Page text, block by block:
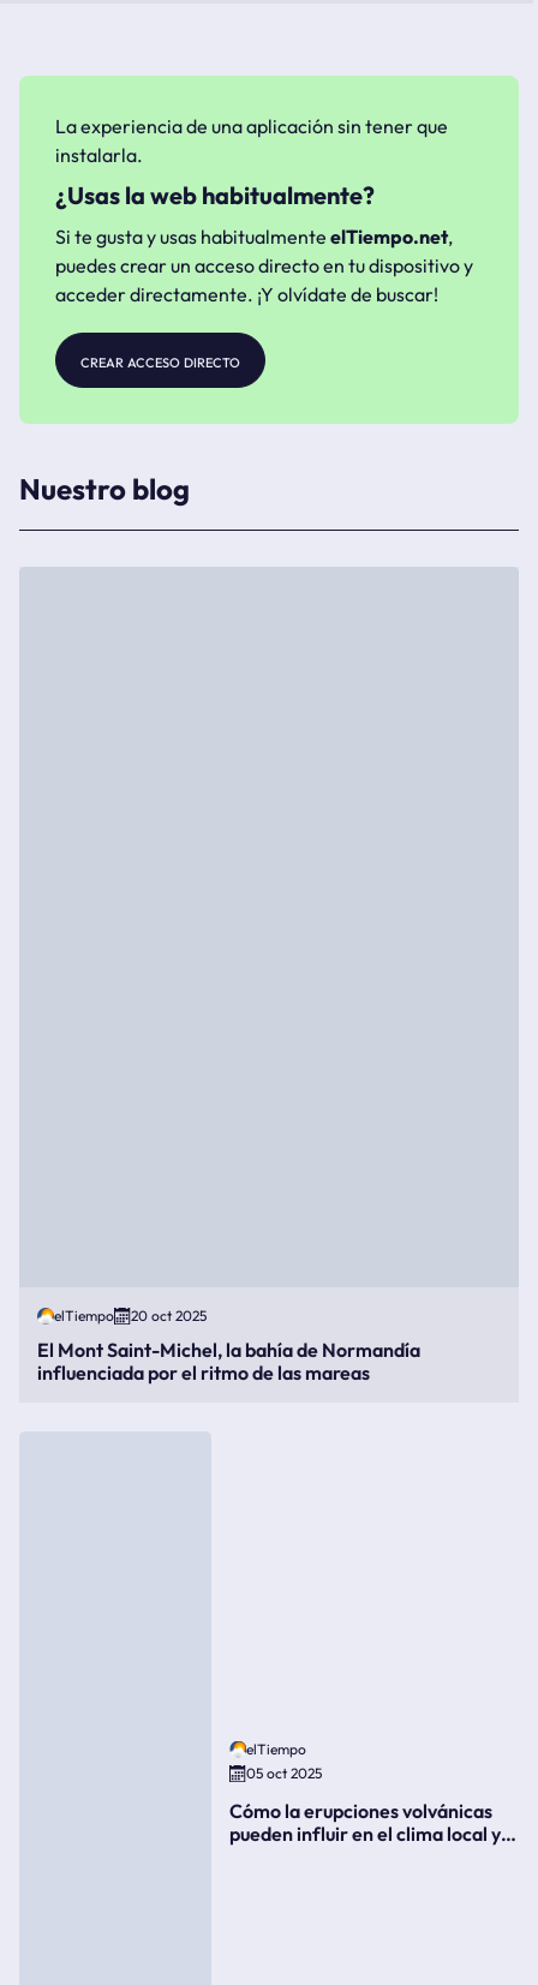
La experiencia de una aplicación sin tener que
instalarla.
¿Usas la web habitualmente?
Si te gusta y usas habitualmente elTiempo.net,
puedes crear un acceso directo en tu dispositivo y
acceder directamente. ¡Y olvídate de buscar!
crear acceso directo
Nuestro blog
elTiempo 20 oct 2025
El Mont Saint-Michel, la bahía de Normandía
influenciada por el ritmo de las mareas
elTiempo
05 oct 2025
Cómo la erupciones volvánicas
pueden influir en el clima local y